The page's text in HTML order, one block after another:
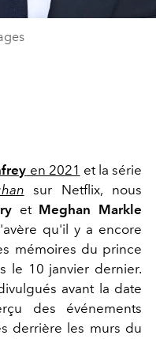
en 2021 et la série
sur Netflix, nous
et Meghan Markle
qu'il y a encore
mémoires du prince
le 10 janvier dernier.
avant la date
des événements
derrière les murs du